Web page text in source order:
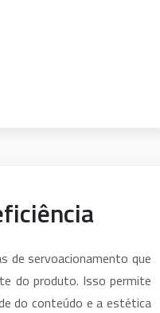
de servoacionamento que
do produto. Isso permite
do conteúdo e a estética